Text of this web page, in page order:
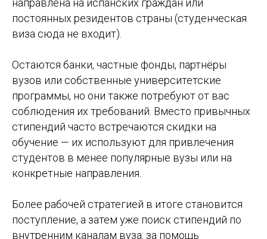
направлена на испанских граждан или
постоянных резидентов страны (студенческая
виза сюда не входит).
Остаются банки, частные фонды, партнёры
вузов или собственные университетские
программы, но они также потребуют от вас
соблюдения их требований. Вместо привычных
стипендий часто встречаются скидки на
обучение — их используют для привлечения
студентов в менее популярные вузы или на
конкретные направления.
Более рабочей стратегией в итоге становится
поступление, а затем уже поиск стипендий по
внутренним каналам вуза: за помощь